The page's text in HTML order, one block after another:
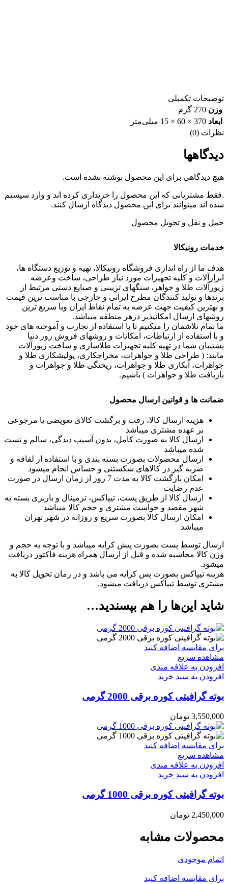
توضیحات تکمیلی
وزن 270 گرم
ابعاد 370 × 60 × 15 میلی‌متر
نظرات (0)
دیدگاهها
هیچ دیدگاهی برای این محصول نوشته نشده است.
.فقط مشتریانی که این محصول را خریداری کرده اند و وارد سیستم
شده اند میتوانند برای این محصول دیدگاه ارسال کنند.
حمل و نقل و تحویل محصول
خدمات رونیکالا
هدف ما از راه اندازی فروشگاه رونیکالا، تهیه و توزیع دستگاه ها،
ابزارآلات و کلیه تجهیزات مورد نیاز طراحی، ساخت وعرضه
زیورآلات طلا و جواهر، سنگهای تزِیینی و صنایع دستی مرتبط از
برندها و تولید کنندگان مطرح ایرانی و خارجی با مناسب ترین قیمت
و بهترین کیفیت جهت عرضه به تمام نقاط ایران وبا سریع ترین
روشهای ارسال امکانپذیر درهر منطقه میباشد.
ما تمام تلاشمان را میکنیم تا با استفاده از تجارب و آموخته های خود
و با استفاده از ارتباطات، امکانات و روشهای فروش روز دنیا
پشتیبان شما در تهیه کلیه تجهیزات طلاسازی و ساخت زیورآلات
مانند: ( طراحی طلا و جواهرات، مخراجکاری، پولیشکاری طلا و
جواهرات، آبکاری طلا و جواهرات، ریختگی طلا و جواهرات و
بازیافت طلا و جواهرات ) باشیم.
ضمانت ها و قوانین ارسال محصول
هزینه ارسال کالا، رفت و برگشت کالای تعویضی یا مرجوعی
بر عهده مشتری میباشد
ارسال کالا به صورت کامل، بدون آسیب دیدگی، سالم و تست
شده میباشد
ارسال محصولات بصورت بسته بندی و با استفاده از لفافه و
ضربه گیر در کالاهای شکستنی و حساس انجام میشود
امکان بازگشت کالا به مدت 7 روز از زمان ارسال در صورت
عدم رضایت
ارسال کالا از طریق پست، تیپاکس، ترمینال و باربری بسته به
شهر مقصد و خواست مشتری و حجم کالا میباشد
امکان ارسال کالا بصورت سریع و روزانه در شهر تهران
میباشد
ارسال توسط پست بصورت پیش کرایه میباشد و با توجه به حجم و
وزن کالا محاسبه شده و قبل از ارسال همراه هزینه فاکتور دریافت
میشود.
هزینه تیپاکس بصورت پس کرایه می باشد و در زمان تحویل کالا به
مشتری توسط تیپاکس دریافت میشود.
شاید این‌ها را هم بپسندید…
برای مقایسه اضافه کنید
مشاهده سریع
افزودن به علاقه مندی
افزودن به سبد خرید
بوته گرافیتی کوره برقی 2000 گرمی
3,550,000 تومان
برای مقایسه اضافه کنید
مشاهده سریع
افزودن به علاقه مندی
افزودن به سبد خرید
بوته گرافیتی کوره برقی 1000 گرمی
2,450,000 تومان
محصولات مشابه
اتمام موجودی
برای مقایسه اضافه کنید